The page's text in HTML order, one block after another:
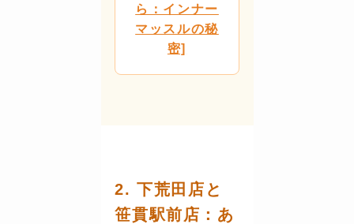
ら：インナー
マッスルの秘
密]
2. 下荒田店と
笹貫駅前店：あ